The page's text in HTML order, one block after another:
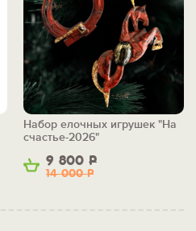
9 800 Р
14 000Р
Набор елочных игрушек "На
счастье-2026"